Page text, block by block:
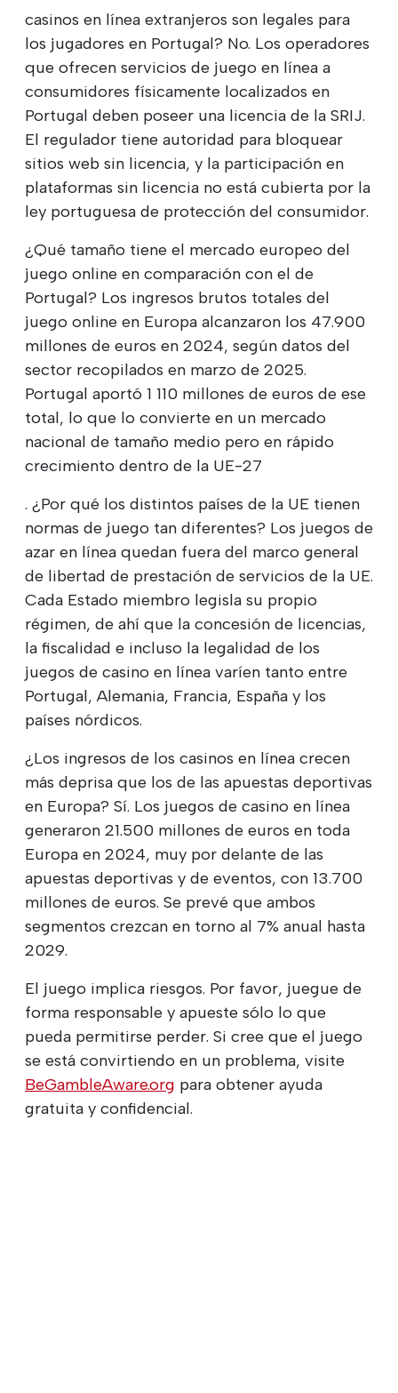
casinos en línea extranjeros son legales para
los jugadores en Portugal? No. Los operadores
que ofrecen servicios de juego en línea a
consumidores físicamente localizados en
Portugal deben poseer una licencia de la SRIJ.
El regulador tiene autoridad para bloquear
sitios web sin licencia, y la participación en
plataformas sin licencia no está cubierta por la
ley portuguesa de protección del consumidor.
¿Qué tamaño tiene el mercado europeo del
juego online en comparación con el de
Portugal? Los ingresos brutos totales del
juego online en Europa alcanzaron los 47.900
millones de euros en 2024, según datos del
sector recopilados en marzo de 2025.
Portugal aportó 1 110 millones de euros de ese
total, lo que lo convierte en un mercado
nacional de tamaño medio pero en rápido
crecimiento dentro de la UE-27
. ¿Por qué los distintos países de la UE tienen
normas de juego tan diferentes? Los juegos de
azar en línea quedan fuera del marco general
de libertad de prestación de servicios de la UE.
Cada Estado miembro legisla su propio
régimen, de ahí que la concesión de licencias,
la fiscalidad e incluso la legalidad de los
juegos de casino en línea varíen tanto entre
Portugal, Alemania, Francia, España y los
países nórdicos.
¿Los ingresos de los casinos en línea crecen
más deprisa que los de las apuestas deportivas
en Europa? Sí. Los juegos de casino en línea
generaron 21.500 millones de euros en toda
Europa en 2024, muy por delante de las
apuestas deportivas y de eventos, con 13.700
millones de euros. Se prevé que ambos
segmentos crezcan en torno al 7% anual hasta
2029.
El juego implica riesgos. Por favor, juegue de
forma responsable y apueste sólo lo que
pueda permitirse perder. Si cree que el juego
se está convirtiendo en un problema, visite
BeGambleAware.org para obtener ayuda
gratuita y confidencial.